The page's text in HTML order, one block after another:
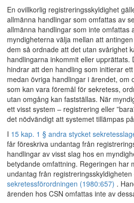
En ovillkorlig registreringsskyldighet
allmänna handlingar som omfattas av
allmänna handlingar som inte omfattas
myndigheterna välja mellan att
dem så ordnade att det utan svårighet
handlingarna inkommit eller upprättats.
hindrar att den handling som initierar
medan övriga handlingar i ärendet, om
som kan vara föremål för sekretess,
utan omgång kan fastställas. När
ett visst system – registrering eller
det nödvändigt att systemet tillämpas
I 15 kap. 1 § andra stycket
får föreskriva undantag från
handlingar av visst slag hos en
betydande omfattning. Regeringen har
undantag från
sekretessförordningen (1980:657) .
ärenden hos CSN omfattas inte av